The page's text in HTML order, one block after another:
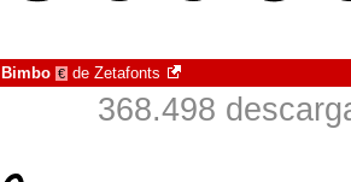
Bimbo € de Zetafonts
368.498